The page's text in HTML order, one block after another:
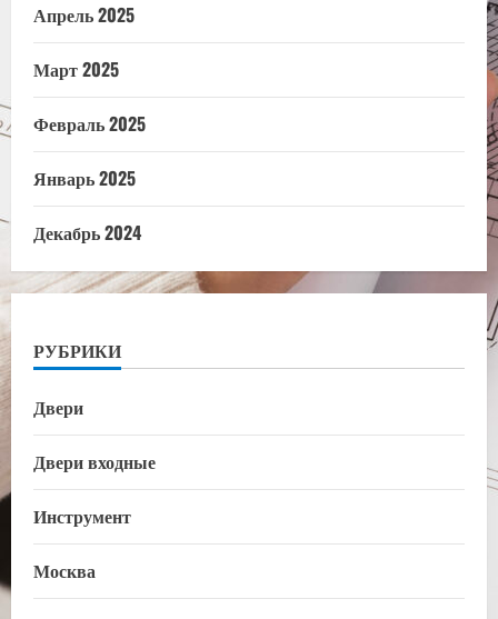
Апрель 2025
Март 2025
Февраль 2025
Январь 2025
Декабрь 2024
РУБРИКИ
Двери
Двери входные
Инструмент
Москва